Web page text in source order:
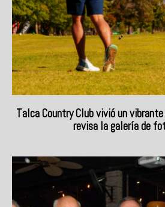
Talca Country Club vivió un
revisa la galería de